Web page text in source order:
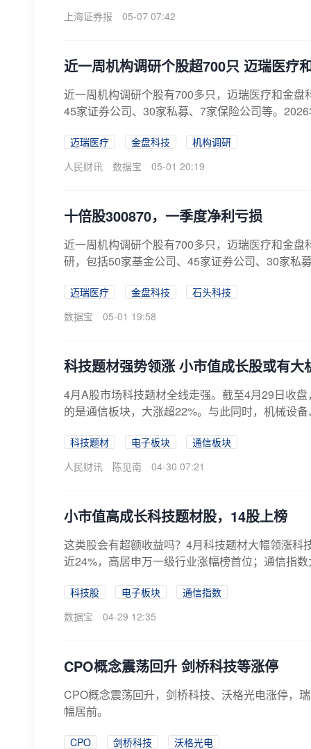
上海证券报
05-07 07:42
近一周机构调研个股超700只 迈瑞医疗
近一周机构调研个股有700多只，迈瑞医疗和金
45家证券公司、30家私募、7家保险公司等。
迈瑞医疗 金盘科技
机构调研
人民财讯
数据宝 05-01 20:19
十倍股300870，一季度净利亏损
近一周机构调研个股有700多只，迈瑞医疗和金
研，包括50家基金公司、45家证券公司、30家私
迈瑞医疗 金盘科技
石头科技
数据宝
05-01 19:58
科技题材强势领涨 小市值成长股或有大
4月A股市场科技题材全线走强。截至4月29日收
的是通信板块，大涨超22%。与此同时，机械设
科技题材 电子板块
通信板块
人民财讯
陈见南 04-30 07:21
小市值高成长科技题材股，14股上榜
这类股会有超额收益吗？4月科技题材大幅领涨
近24%，高居申万一级行业涨幅榜首位；通信指
科技股 电子板块
通信指数
数据宝
04-29 12:35
CPO概念震荡回升 剑桥科技等涨停
CPO概念震荡回升，剑桥科技、沃格光电涨停，
幅居前。
CPO 剑桥科技
沃格光电